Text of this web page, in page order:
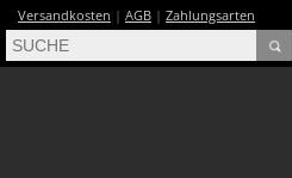
Versandkosten | AGB | Zahlungsarten